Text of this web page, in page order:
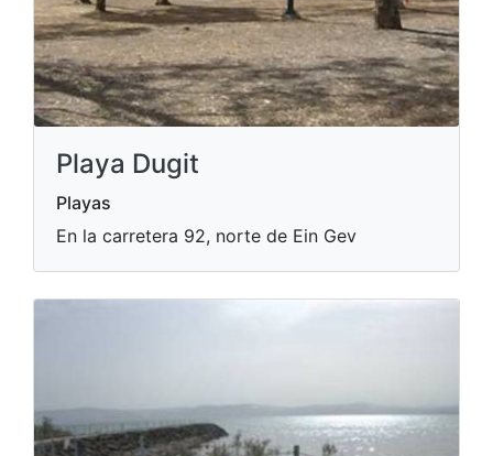
Playa Dugit
Playas
En la carretera 92, norte de Ein Gev